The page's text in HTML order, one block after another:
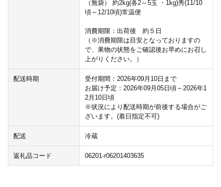
（無袋） 約2kg(各2～5玉 ・1kg)秀(11/10
頃～12/10頃)常温便
消費期限：出荷後 約５日
（※消費期限は目安となっておりますの
で、果物の状態をご確認後お早めにお召し
上がりください。）
配送時期
受付期間：2026年09月10日まで
お届け予定：2026年09月05日頃～2026年1
2月10日頃
※状況により配送時期が前後する場合がご
ざいます。(着日指定不可)
配送 冷蔵
返礼品コード 06201-r06201403635